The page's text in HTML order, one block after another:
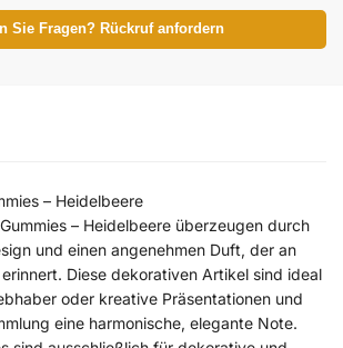
Sie Fragen? Rückruf anfordern
– Heidelbeere
– Heidelbeere überzeugen durch
und einen angenehmen Duft, der an
Diese dekorativen Artikel sind ideal
oder kreative Präsentationen und
eine harmonische, elegante Note.